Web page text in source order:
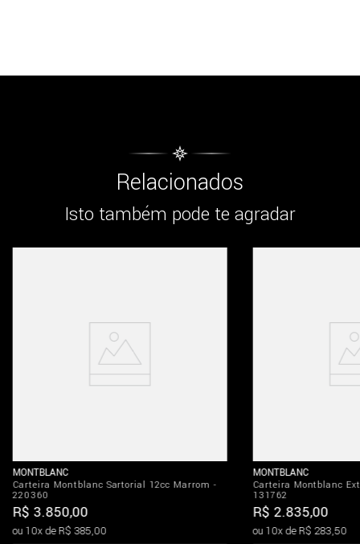
Relacionados
Isto também pode te agradar
MONTBLANC
Carteira Montblanc Sartorial 12cc Marrom -
220360
R$ 3.850,00
ou 10x deR$ 385,00
MONTBLANC
Carteira Montblanc
131762
R$ 2.835,00
ou 10x deR$ 283,50